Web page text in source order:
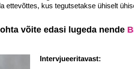
ettevõttes, kus tegutsetakse ühiselt
võite edasi lugeda nende
Intervjueeritavast: